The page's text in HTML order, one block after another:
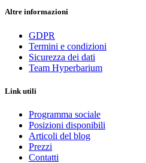
Altre informazioni
GDPR
Termini e condizioni
Sicurezza dei dati
Team Hyperbarium
Link utili
Programma sociale
Posizioni disponibili
Articoli del blog
Prezzi
Contatti